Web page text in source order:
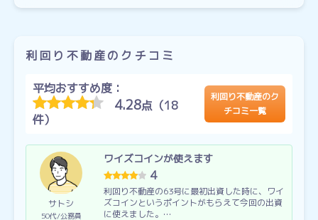
利回り不動産のクチコミ
平均おすすめ度：
4.28点（18
件）
利回り不動産のク
チコミ一覧
サトシ
50代 公務員
ワイズコインが使えます
4
利回り不動産の63号に最初出資した時に、ワイ
ズコインというポイントがもらえて今回の出資
に使えました。…